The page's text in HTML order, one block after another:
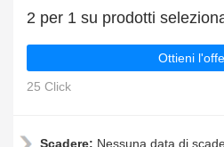
2 per 1 su prodotti
Ottieni
25 Click
Scadere: Nessuna data di